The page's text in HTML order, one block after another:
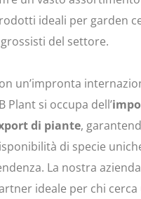
ideali per garden
del settore.
un’impronta
Plant si occupa dell’
di piante,
di specie
La nostra
ideale per chi cerca